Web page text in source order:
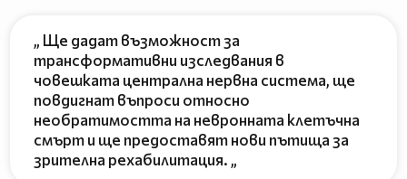
„ Ще дадат възможност за
трансформативни изследвания в
човешката централна нервна система, ще
повдигнат въпроси относно
необратимостта на невронната клетъчна
смърт и ще предоставят нови пътища за
зрителна рехабилитация. „